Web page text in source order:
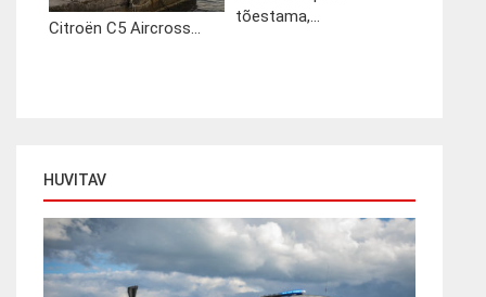
Citroën C5 Aircross...
tõestama,...
HUVITAV